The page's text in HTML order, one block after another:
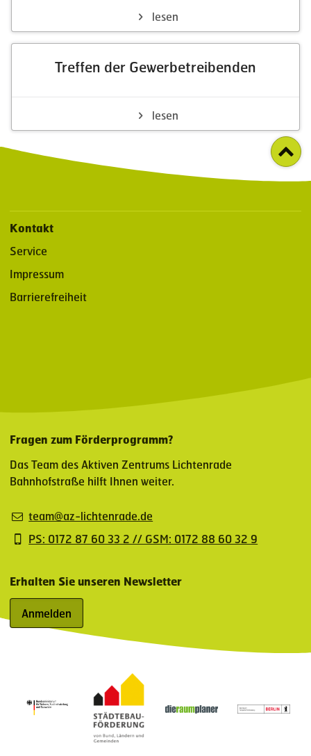
lesen
Treffen der Gewerbetreibenden
lesen
Kontakt
Service
Impressum
Barrierefreiheit
Fragen zum Förderprogramm?
Das Team des Aktiven Zentrums Lichtenrade
Bahnhofstraße hilft Ihnen weiter.
team@az-lichtenrade.de
PS: 0172 87 60 33 2 // GSM: 0172 88 60 32 9
Erhalten Sie unseren Newsletter